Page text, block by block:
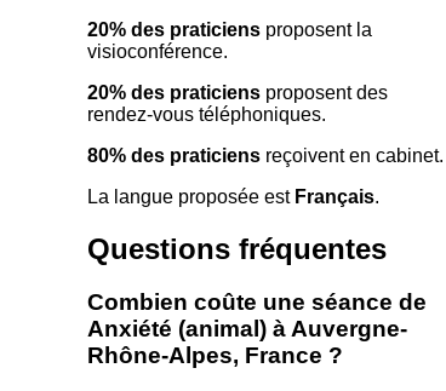
20% des praticiens proposent la
visioconférence.
20% des praticiens proposent des
rendez-vous téléphoniques.
80% des praticiens reçoivent en cabinet.
La langue proposée est Français.
Questions fréquentes
Combien coûte une séance de
Anxiété (animal) à Auvergne-
Rhône-Alpes, France ?